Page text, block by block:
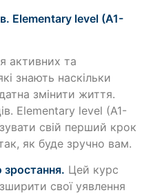
Elementary level (A1-
активних та
знають наскільки
змінити життя.
Elementary level (A1-
свій перший крок
як буде зручно вам.
зростання. Цей курс
свої уявлення